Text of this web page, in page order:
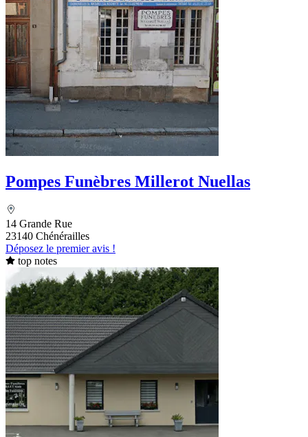
Pompes Funèbres Millerot Nuellas
14 Grande Rue
23140 Chénérailles
Déposez le premier avis !
top notes